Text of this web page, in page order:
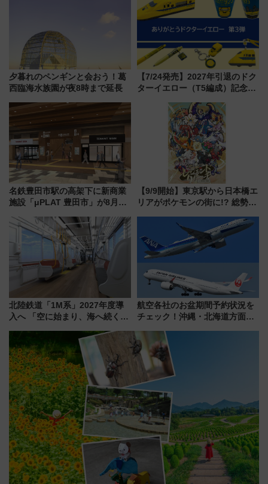
同時開催！
夕暮れのペンギンと会おう！葛
西臨海水族園が夜8時まで延長
【7/24発売】2027年引退のドク
ターイエロー（T5編成）記念グ
送の目覚まし時計など通販・販
売店舗まとめ
名鉄豊田市駅の高架下に新商業
施設「μPLAT 豊田市」が8月26
たな玄関口へ
【9/9開始】東京駅から日本橋エ
リアがポケモンの街に!? 総勢
リサーチ」本格謎解き・グッズ
情報まとめ
北陸鉄道「1M系」2027年度導
入へ 「空に始まり、海へ続く」
航空各社のお盆期間予約状況を
チェック！沖縄・北海道方面は
日は？